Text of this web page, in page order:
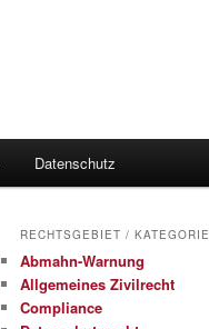
Datenschutz
RECHTSGEBIET / KATEGORIE
Abmahn-Warnung
Allgemeines Zivilrecht
Compliance